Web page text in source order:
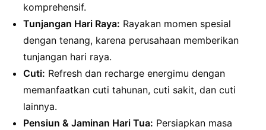
komprehensif.
Tunjangan Hari Raya: Rayakan momen spesial
dengan tenang, karena perusahaan memberikan
tunjangan hari raya.
Cuti: Refresh dan recharge energimu dengan
memanfaatkan cuti tahunan, cuti sakit, dan cuti
lainnya.
Pensiun & Jaminan Hari Tua: Persiapkan masa